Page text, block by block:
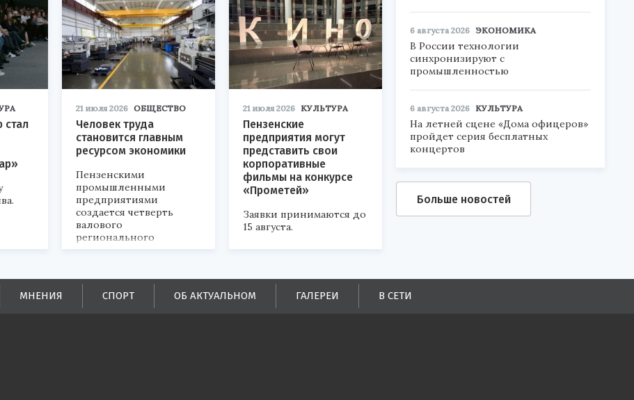
стал
21 июля 2026 ОБЩЕСТВО
Человек труда
становится главным
ресурсом экономики
Пензенскими
промышленными
предприятиями
создается четверть
валового
регионального
продукта и
поступлений в
бюджеты всех уровней.
21 июля 2026 КУЛЬТУРА
Пензенские
предприятия могут
представить свои
корпоративные
фильмы на конкурсе
«Прометей»
Заявки принимаются до
15 августа.
6 августа 2026 ЭКОНОМИКА
В России технологии
синхронизируют с
промышленностью
6 августа 2026 КУЛЬТУРА
На летней сцене «Дома офицеров»
пройдет серия бесплатных
концертов
Больше новостей
МНЕНИЯ СПОРТ ОБ АКТУАЛЬНОМ ГАЛЕРЕИ В СЕТИ